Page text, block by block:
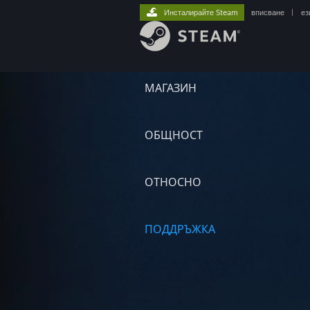
МАГАЗИН
ОБЩНОСТ
ОТНОСНО
ПОДДРЪЖКА
Инсталирайте Steam вписване